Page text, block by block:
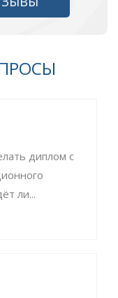
диплом с
ли...